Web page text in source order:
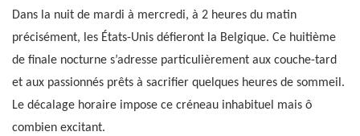
Dans la nuit de mardi à mercredi, à 2 heures du matin
précisément, les États-Unis défieront la Belgique. Ce huitième
de finale nocturne s’adresse particulièrement aux couche-tard
et aux passionnés prêts à sacrifier quelques heures de sommeil.
Le décalage horaire impose ce créneau inhabituel mais ô
combien excitant.